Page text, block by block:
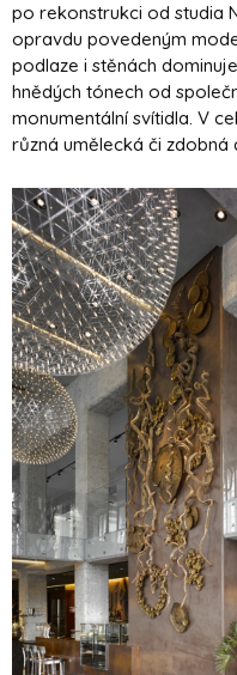
po rekonstrukci od studia
opravdu povedeným
podlaze i stěnách
hnědých tónech od
monumentální svítidla. V
různá umělecká či zdobná